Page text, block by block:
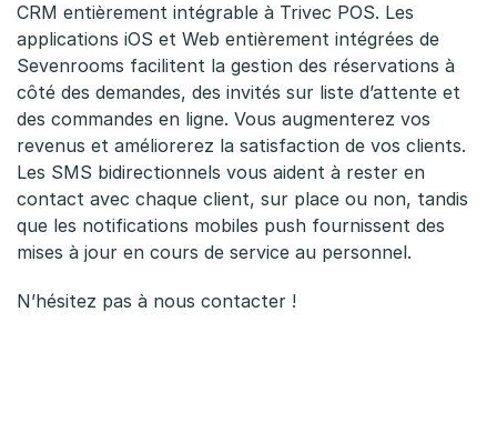
CRM entièrement intégrable à Trivec POS. Les
applications iOS et Web entièrement intégrées de
Sevenrooms facilitent la gestion des réservations à
côté des demandes, des invités sur liste d’attente et
des commandes en ligne. Vous augmenterez vos
revenus et améliorerez la satisfaction de vos clients.
Les SMS bidirectionnels vous aident à rester en
contact avec chaque client, sur place ou non, tandis
que les notifications mobiles push fournissent des
mises à jour en cours de service au personnel.
N’hésitez pas à nous contacter !